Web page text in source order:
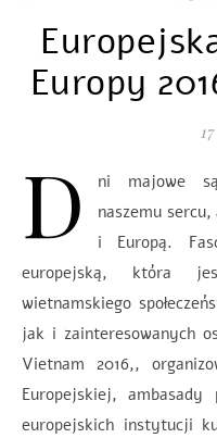
Europy
D
ni majowe są
naszemu
i Europą.
europejską, która
wietnamskiego
jak i zainteresowanych
Vietnam 2016,,
Europejskiej, ambasady
europejskich instytucji